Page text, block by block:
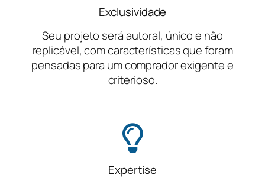
Exclusividade
Seu projeto será autoral, único e não
replicável, com características que foram
pensadas para um comprador exigente e
criterioso.
Expertise